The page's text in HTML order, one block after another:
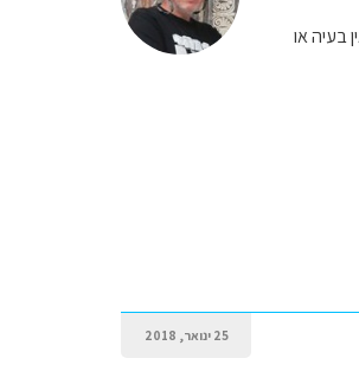
בעיה או
25 ינואר, 2018